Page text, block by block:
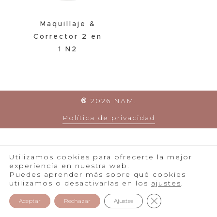
Maquillaje &
Corrector 2 en
1 N2
® 2026 NAM.
Política de privacidad
Utilizamos cookies para ofrecerte la mejor
experiencia en nuestra web.
Puedes aprender más sobre qué cookies
utilizamos o desactivarlas en los ajustes.
Aceptar Rechazar Ajustes Cerrar el banner